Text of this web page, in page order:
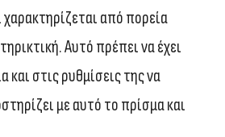
χαρακτηρίζεται από πορεία
Αυτό πρέπει να έχει
και στις ρυθμίσεις της να
με αυτό το πρίσμα και